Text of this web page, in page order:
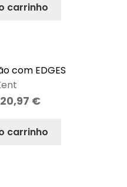
carrinho
com EDGES
20,97 €
carrinho